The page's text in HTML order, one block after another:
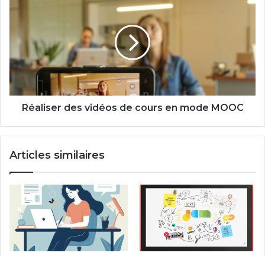
de
cours
en
mode
MOOC
Réaliser des vidéos de cours en mode MOOC
Articles similaires